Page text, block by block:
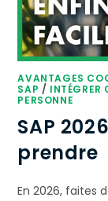
AVANTAGES
SAP / INTÉGRER
PERSONNE
SAP
prendre
En 2026, faites